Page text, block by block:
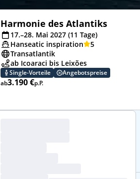
Harmonie des Atlantiks
17.–28. Mai 2027 (11 Tage)
Hanseatic inspiration
5
Transatlantik
ab Icoaraci bis Leixões
Single-Vorteile
Angebotspreise
ab3.190 €p.P.